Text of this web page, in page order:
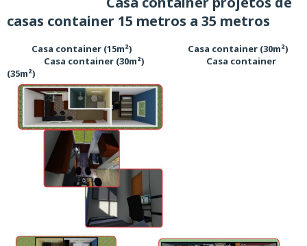
casas container 15 metros a 35 metros
Casa container (15m²) Casa container (30m²)
Casa container (30m²) Casa container
(35m²)